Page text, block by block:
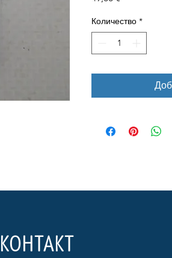
Количество *
КОНТАКТ